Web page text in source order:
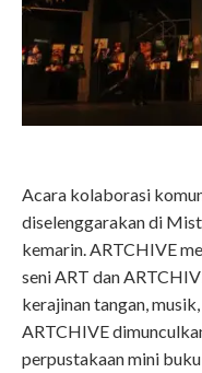
Acara kolaborasi
diselenggarakan di
kemarin. ARTCHIVE
seni ART dan
kerajinan tangan,
ARTCHIVE
perpustakaan mini